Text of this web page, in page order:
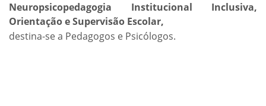
Neuropsicopedagogia Institucional Inclusiva,
Orientação e Supervisão Escolar,
destina-se a Pedagogos e Psicólogos.